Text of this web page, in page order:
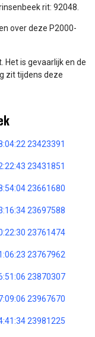
rit: 92048.
over deze P2000-
Het is gevaarlijk en de
zit tijdens deze
23423391
23431851
23661680
23697588
23761474
23767962
23870307
23967670
23981225